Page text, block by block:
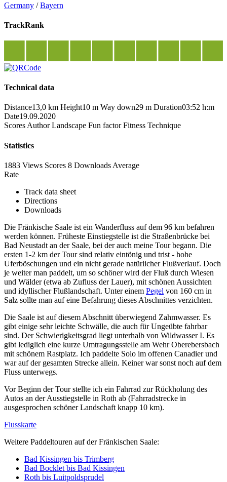
Germany /Bayern
TrackRank
Technical data
Distance13,0 km Height10 m Way down29 m Duration03:52 h:m
Date19.09.2020
Scores Author Landscape Fun factor Fitness Technique
Statistics
1883 Views Scores 8 Downloads Average
Rate
Track data sheet
Directions
Downloads
Die Fränkische Saale ist ein Wanderfluss auf dem 96 km befahren
werden können. Früheste Einstiegstelle ist die Straßenbrücke bei
Bad Neustadt an der Saale, bei der auch meine Tour begann. Die
ersten 1-2 km der Tour sind relativ eintönig und trist - hohe
Uferböschungen und ein nicht gerade natürlicher Flußverlauf. Doch
je weiter man paddelt, um so schöner wird der Fluß durch Wiesen
und Wälder (etwa ab Zufluss der Lauer), mit schönen Aussichten
und idyllischer Flußlandschaft. Unter einem Pegel von 160 cm in
Salz sollte man auf eine Befahrung dieses Abschnittes verzichten.
Die Saale ist auf diesem Abschnitt überwiegend Zahmwasser. Es
gibt einige sehr leichte Schwälle, die auch für Ungeübte fahrbar
sind. Der Schwierigkeitsgrad liegt unterhalb von Wildwasser I. Es
gibt lediglich eine kurze Umtragungsstelle am Wehr Oberebersbach
mit schönem Rastplatz. Ich paddelte Solo im offenen Canadier und
war auf der gesamten Strecke allein. Keiner war sonst noch auf dem
Fluss unterwegs.
Vor Beginn der Tour stellte ich ein Fahrrad zur Rückholung des
Autos an der Ausstiegstelle in Roth ab (Fahrradstrecke in
ausgesprochen schöner Landschaft knapp 10 km).
Flusskarte
Weitere Paddeltouren auf der Fränkischen Saale:
Bad Kissingen bis Trimberg
Bad Bocklet bis Bad Kissingen
Roth bis Luitpoldsprudel